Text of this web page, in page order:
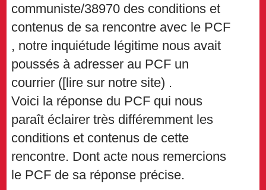
communiste/38970 des conditions et
contenus de sa rencontre avec le PCF
, notre inquiétude légitime nous avait
poussés à adresser au PCF un
courrier ([lire sur notre site) .
Voici la réponse du PCF qui nous
paraît éclairer très différemment les
conditions et contenus de cette
rencontre. Dont acte nous remercions
le PCF de sa réponse précise.